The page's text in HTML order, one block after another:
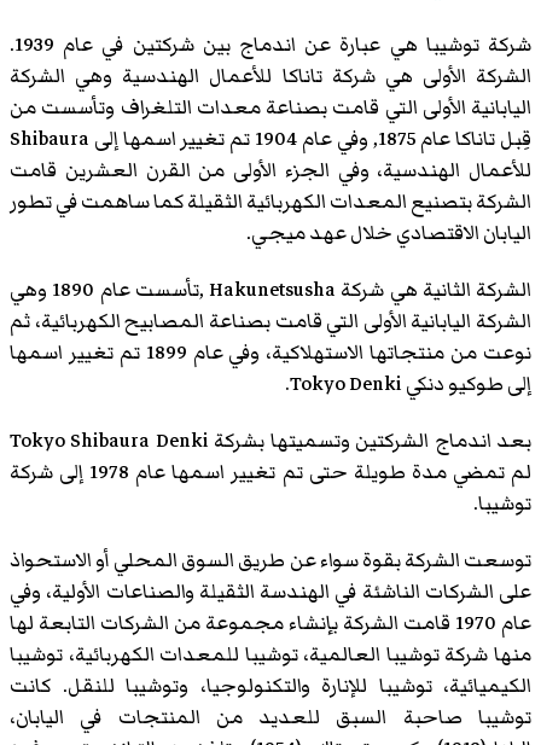
شركة توشيبا هي عبارة عن اندماج بين شركتين في عام 1939.
الشركة الأولى هي شركة تاناكا للأعمال الهندسية وهي الشركة
اليابانية الأولى التي قامت بصناعة معدات التلغراف وتأسست من
قِبل تاناكا عام 1875, وفي عام 1904 تم تغيير اسمها إلى Shibaura
للأعمال الهندسية، وفي الجزء الأولى من القرن العشرين قامت
الشركة بتصنيع المعدات الكهربائية الثقيلة كما ساهمت في تطور
اليابان الاقتصادي خلال عهد ميجي.
الشركة الثانية هي شركة Hakunetsusha ,تأسست عام 1890 وهي
الشركة اليابانية الأولى التي قامت بصناعة المصابيح الكهربائية، ثم
نوعت من منتجاتها الاستهلاكية، وفي عام 1899 تم تغيير اسمها
إلى طوكيو دنكي Tokyo Denki.
بعد اندماج الشركتين وتسميتها بشركة Tokyo Shibaura Denki
لم تمضي مدة طويلة حتى تم تغيير اسمها عام 1978 إلى شركة
توشيبا.
توسعت الشركة بقوة سواء عن طريق السوق المحلي أو الاستحواذ
على الشركات الناشئة في الهندسة الثقيلة والصناعات الأولية، وفي
عام 1970 قامت الشركة بإنشاء مجموعة من الشركات التابعة لها
منها شركة توشيبا العالمية، توشيبا للمعدات الكهربائية، توشيبا
الكيميائية، توشيبا للإنارة والتكنولوجيا، وتوشيبا للنقل. كانت
توشيبا صاحبة السبق للعديد من المنتجات في اليابان،